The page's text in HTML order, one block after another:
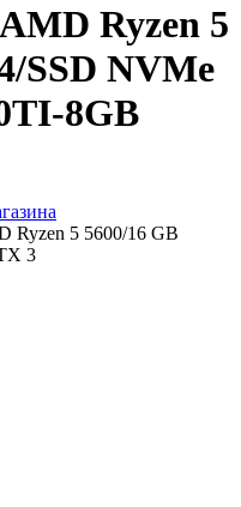
Ryzen 5
SSD NVMe
8GB
Ryzen 5 5600/16 GB
3